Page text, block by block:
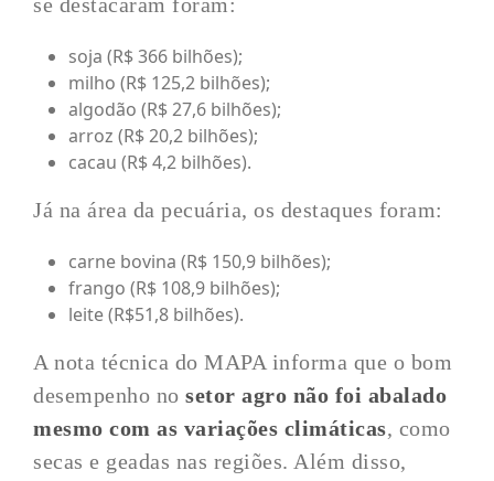
soja (R$ 366 bilhões);
milho (R$ 125,2 bilhões);
algodão (R$ 27,6 bilhões);
arroz (R$ 20,2 bilhões);
cacau (R$ 4,2 bilhões).
Já na área da pecuária, os destaques foram:
carne bovina (R$ 150,9 bilhões);
frango (R$ 108,9 bilhões);
leite (R$51,8 bilhões).
A nota técnica do MAPA informa que o bom
desempenho nosetor agro não foi abalado
mesmo com as variações climáticas, como
secas e geadas nas regiões. Além disso,